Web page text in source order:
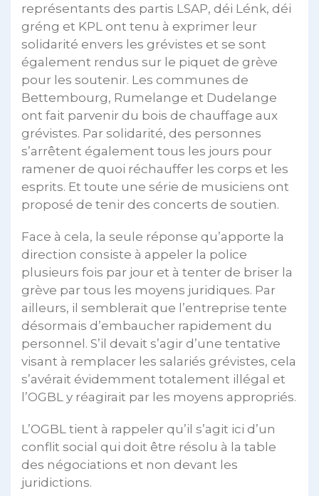
représentants des partis LSAP, déi Lénk, déi
gréng et KPL ont tenu à exprimer leur
solidarité envers les grévistes et se sont
également rendus sur le piquet de grève
pour les soutenir. Les communes de
Bettembourg, Rumelange et Dudelange
ont fait parvenir du bois de chauffage aux
grévistes. Par solidarité, des personnes
s’arrêtent également tous les jours pour
ramener de quoi réchauffer les corps et les
esprits. Et toute une série de musiciens ont
proposé de tenir des concerts de soutien.
Face à cela, la seule réponse qu’apporte la
direction consiste à appeler la police
plusieurs fois par jour et à tenter de briser la
grève par tous les moyens juridiques. Par
ailleurs, il semblerait que l’entreprise tente
désormais d’embaucher rapidement du
personnel. S’il devait s’agir d’une tentative
visant à remplacer les salariés grévistes, cela
s’avérait évidemment totalement illégal et
l’OGBL y réagirait par les moyens appropriés.
L’OGBL tient à rappeler qu’il s’agit ici d’un
conflit social qui doit être résolu à la table
des négociations et non devant les
juridictions.